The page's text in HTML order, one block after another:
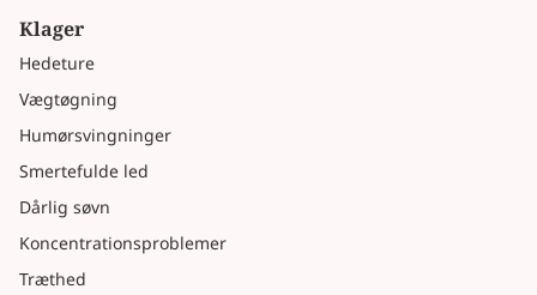
Klager
Hedeture
Vægtøgning
Humørsvingninger
Smertefulde led
Dårlig søvn
Koncentrationsproblemer
Træthed